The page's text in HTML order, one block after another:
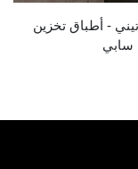
- أطباق تخزين
سابي